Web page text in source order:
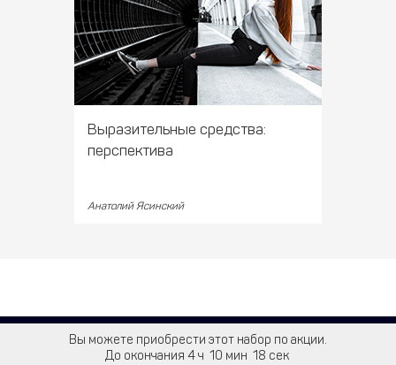
Выразительные средства:
перспектива
Анатолий Ясинский
Вы можете приобрести этот набор по акции.
До окончания 4 10 18